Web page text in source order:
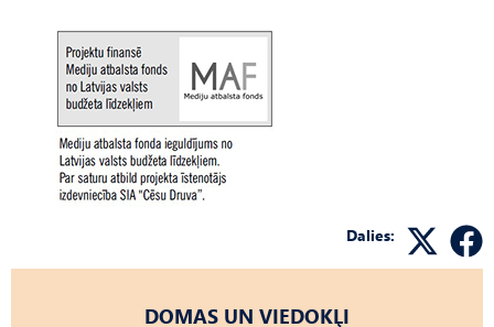
Dalies:
DOMAS UN VIEDOKĻI